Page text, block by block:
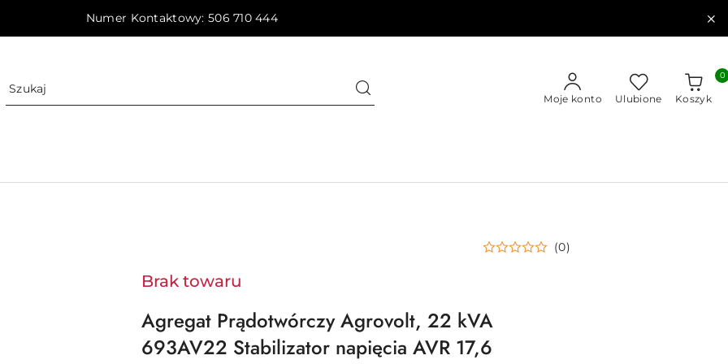
Numer Kontaktowy: 506 710 444
Moje konto Ulubione Koszyk
0
(0)
Brak towaru
Agregat Prądotwórczy Agrovolt, 22 kVA
693AV22 Stabilizator napięcia AVR 17,6